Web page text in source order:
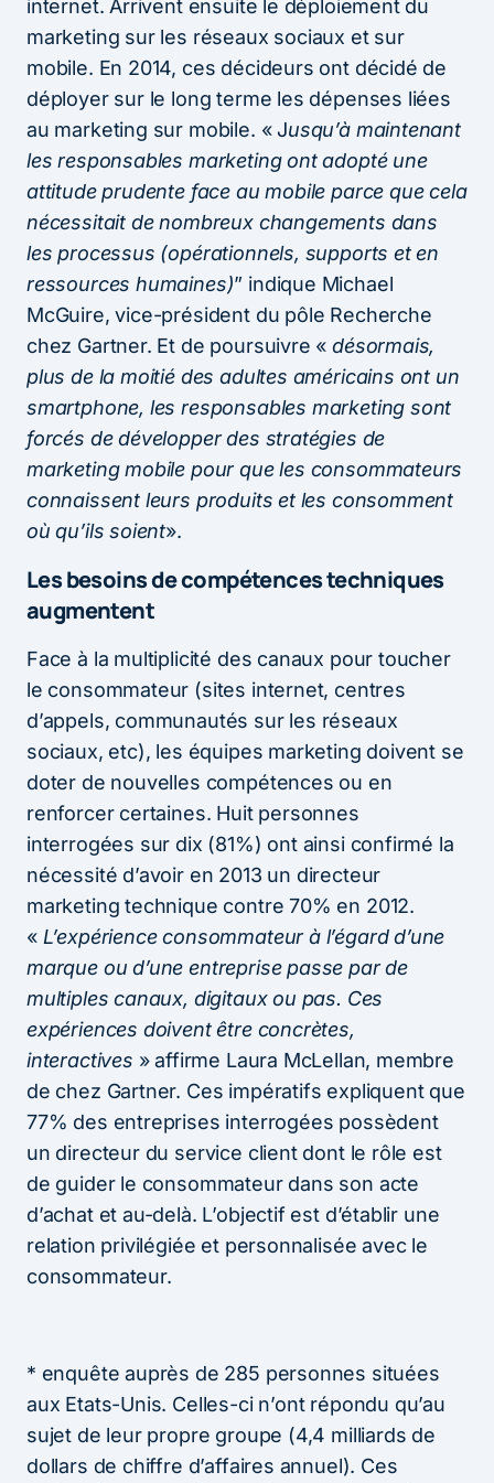
internet. Arrivent ensuite le déploiement du
marketing sur les réseaux sociaux et sur
mobile. En 2014, ces décideurs ont décidé de
déployer sur le long terme les dépenses liées
au marketing sur mobile. « Jusqu’à maintenant
les responsables marketing ont adopté une
attitude prudente face au mobile parce que cela
nécessitait de nombreux changements dans
les processus (opérationnels, supports et en
ressources humaines)” indique Michael
McGuire, vice-président du pôle Recherche
chez Gartner. Et de poursuivre «désormais,
plus de la moitié des adultes américains ont un
smartphone, les responsables marketing sont
forcés de développer des stratégies de
marketing mobile pour que les consommateurs
connaissent leurs produits et les consomment
où qu’ils soient».
Les besoins de compétences techniques
augmentent
Face à la multiplicité des canaux pour toucher
le consommateur (sites internet, centres
d’appels, communautés sur les réseaux
sociaux, etc), les équipes marketing doivent se
doter de nouvelles compétences ou en
renforcer certaines. Huit personnes
interrogées sur dix (81%) ont ainsi confirmé la
nécessité d’avoir en 2013 un directeur
marketing technique contre 70% en 2012.
« L’expérience consommateur à l’égard d’une
marque ou d’une entreprise passe par de
multiples canaux, digitaux ou pas. Ces
expériences doivent être concrètes,
interactives » affirme Laura McLellan, membre
de chez Gartner. Ces impératifs expliquent que
77% des entreprises interrogées possèdent
un directeur du service client dont le rôle est
de guider le consommateur dans son acte
d’achat et au-delà. L’objectif est d’établir une
relation privilégiée et personnalisée avec le
consommateur.
* enquête auprès de 285 personnes situées
aux Etats-Unis. Celles-ci n’ont répondu qu’au
sujet de leur propre groupe (4,4 milliards de
dollars de chiffre d’affaires annuel). Ces